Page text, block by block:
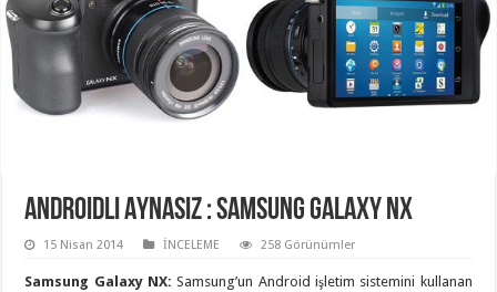
Androidli Aynasız : Samsung Galaxy NX
15 Nisan 2014 İNCELEME 258 Görünümler
Samsung Galaxy NX:Samsung’un Android işletim sistemini kullanan